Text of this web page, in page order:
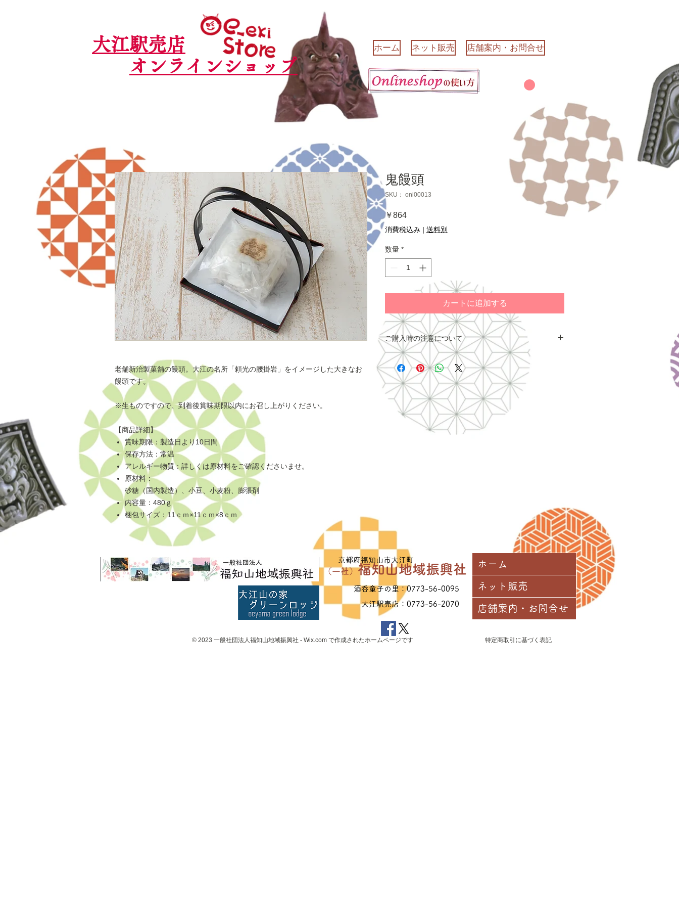
大江駅売店
オンラインショップ
ホーム ネット販売 店舗案内・お問合せ
老舗新治製菓舗の饅頭。大江の名所「頼光の腰掛岩」をイメージした大きなお
饅頭です。
※生ものですので、到着後賞味期限以内にお召し上がりください。
【商品詳細】
賞味期限：製造日より10日間
保存方法：常温
アレルギー物質：詳しくは原材料をご確認くださいませ。
原材料：
砂糖（国内製造）、小豆、小麦粉、膨張剤
内容量：480ｇ
梱包サイズ：11ｃｍ×11ｃｍ×8ｃｍ
鬼饅頭
SKU： oni00013
￥864価
格
消費税込み | 送料別
数量 *
カートに追加する
ご購入時の注意について
■配送について■
こちらの商品の発送は、ヤマト運輸
のみご利用いただ
けます。
配送設定をする際に、必ず都道府県をご選択の上、配
送方法を「ヤマト運輸」 に設定してください。
■お支払について■
大江駅売店オンラインショップのお支払は、クレジッ
カートから配送方法を選択後、レジに進み、「オフラ
その後、お客様のメールアドレスに請求書を送付させ
ていただきますので、お手数ですがお振込みをお願い申
し上げます。送金が確認でき次第、商品を発送いたしま
※振込手数料はご負担いただきます。
​京都府福知山市大江町
（一社） 福知山地域振興社
酒呑童子の里：0773-56-0095
大江駅売店：0773-56-2070
ホーム
ネット販売
店舗案内・お問合せ
© 2023 一般社団法人福知山地域振興社 - Wix.com で作成されたホームページです 特定商取引に基づく表記